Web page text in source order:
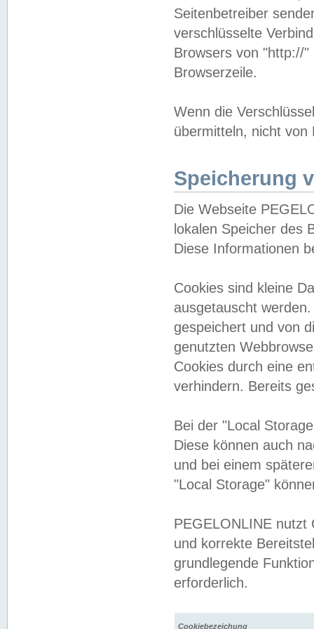
Seitenbetreiber
verschlüsselte
Browsers von "http://
Browserzeile.
Wenn die
übermitteln, nicht von
Speicherung
Die Webseite
lokalen Speicher des
Diese Informationen
Cookies sind kleine
ausgetauscht
gespeichert und von
genutzten
Cookies durch eine
verhindern. Bereits
Bei der "Local
Diese können auch
und bei einem
"Local Storage"
PEGELONLINE nutzt
und korrekte
grundlegende
erforderlich.
Cookiebezeichung